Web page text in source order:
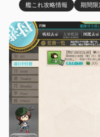
艦これ攻略情報 期間限